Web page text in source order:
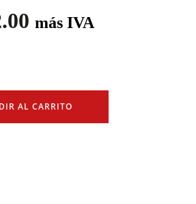
más IVA
AL CARRITO